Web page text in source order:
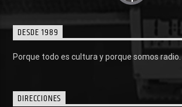
DESDE 1989
Porque todo es cultura y porque somos radio.
DIRECCIONES